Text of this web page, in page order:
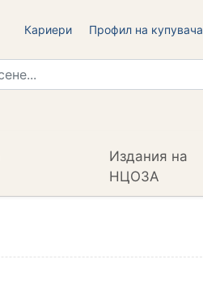
Кариери Профил на купувача
Издания на
НЦОЗА